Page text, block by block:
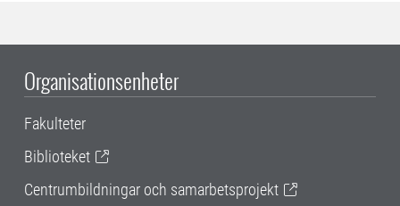
Organisationsenheter
Fakulteter
Biblioteket
Centrumbildningar och samarbetsprojekt